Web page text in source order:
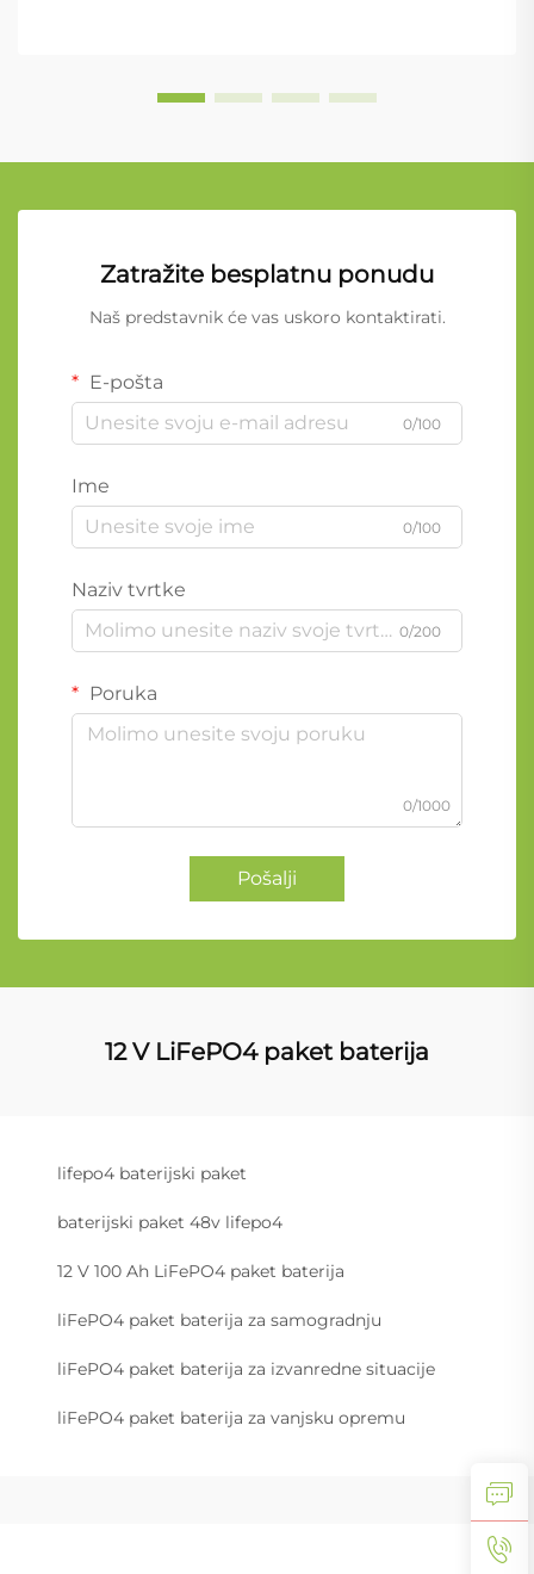
Zatražite besplatnu ponudu
Naš predstavnik će vas uskoro kontaktirati.
E-pošta
0/100
Ime
0/100
Naziv tvrtke
0/200
Poruka
0/1000
Pošalji
12 V LiFePO4 paket baterija
lifepo4 baterijski paket
baterijski paket 48v lifepo4
12 V 100 Ah LiFePO4 paket baterija
liFePO4 paket baterija za samogradnju
liFePO4 paket baterija za izvanredne situacije
liFePO4 paket baterija za vanjsku opremu